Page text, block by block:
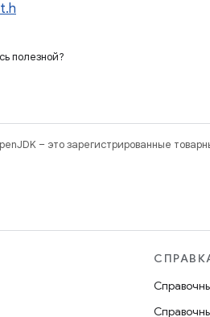
полезной?
– это зарегистрированные